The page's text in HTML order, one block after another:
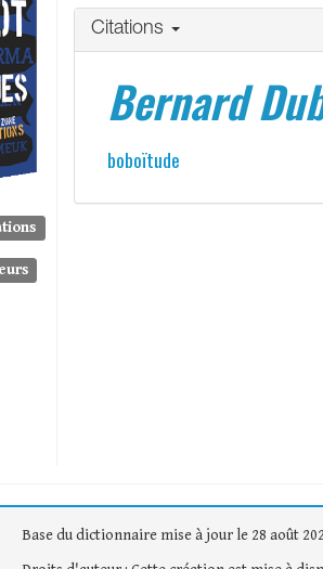
Citations
Bernard
boboïtude
Base du dictionnaire mise à jour le 28 août